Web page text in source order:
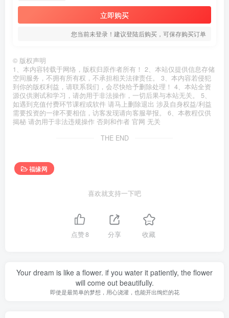
立即购买
您当前未登录！建议登陆后购买，可保存购买订单
© 版权声明
1、本内容转载于网络，版权归原作者所有！ 2、本站仅提供信息存储
空间服务，不拥有所有权，不承担相关法律责任。 3、本内容若侵犯
到你的版权利益，请联系我们，会尽快给予删除处理！ 4、本站全资
源仅供测试和学习，请勿用于非法操作，一切后果与本站无关。 5、
如遇到充值付费环节课程或软件 请马上删除退出 涉及自身权益/利益
需要投资的一律不要相信，访客发现请向客服举报。 6、本教程仅供
揭秘 请勿用于非法违规操作 否则和作者 官网 无关
THE END
福缘网
喜欢就支持一下吧
点赞8 分享 收藏
Your dream is like a flower. if you water it patiently, the flower
will come out beautifully.
即使是最简单的梦想，用心浇灌，也能开出绚烂的花